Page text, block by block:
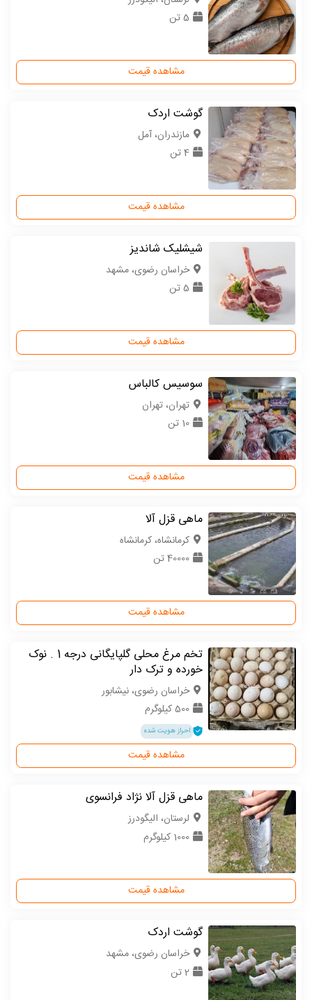
5 تن
مشاهده قیمت
گوشت اردک
مازندران، آمل
4 تن
مشاهده قیمت
شیشلیک شاندیز
خراسان رضوی، مشهد
5 تن
مشاهده قیمت
سوسیس کالباس
تهران، تهران
10 تن
مشاهده قیمت
ماهی قزل آلا
كرمانشاه، کرمانشاه
40000 تن
مشاهده قیمت
تخم مرغ محلی گلپایگانی درجه 1 . نوک
خورده و ترک دار
خراسان رضوی، نیشابور
500 کیلوگرم
احراز هویت شده
مشاهده قیمت
ماهی قزل آلا نژاد فرانسوی
لرستان، الیگودرز
1000 کیلوگرم
مشاهده قیمت
گوشت اردک
خراسان رضوی، مشهد
2 تن